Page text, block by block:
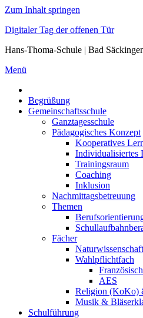
Zum Inhalt springen
Digitaler Tag der offenen Tür
Hans-Thoma-Schule | Bad
Menü
Begrüßung
Gemeinschaftsschule
Ganztagesschule
Pädagogisches Konzept
Kooperatives
Individualisiertes
Trainingsraum
Coaching
Inklusion
Nachmittagsbetreuung
Themen
Fächer
Wahlpflichtfach
Französisch
AES
Religion (KoKo)
Musik &
Schulführung